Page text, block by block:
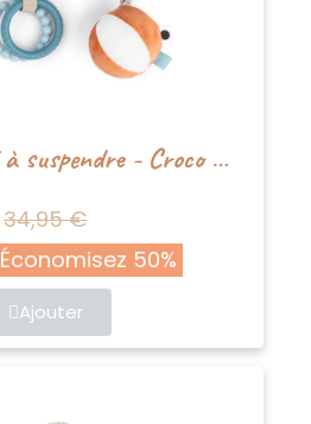
Jouet d'activité à suspendre - Croco Vert
34,95 €
Économisez 50%
Ajouter